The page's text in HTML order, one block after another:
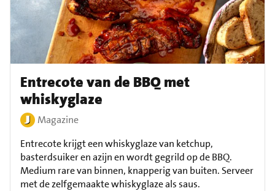
Entrecote van de BBQ met
whiskyglaze
Magazine
Entrecote krijgt een whiskyglaze van ketchup,
basterdsuiker en azijn en wordt gegrild op de BBQ.
Medium rare van binnen, knapperig van buiten. Serveer
met de zelfgemaakte whiskyglaze als saus.